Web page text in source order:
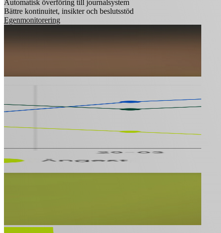
Automatisk överföring till journalsystem
Bättre kontinuitet, insikter och beslutsstöd
Egenmonitorering